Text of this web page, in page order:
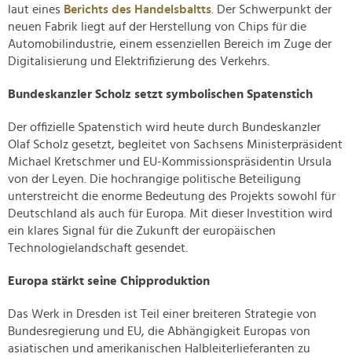
laut eines Berichts des Handelsbaltts . Der Schwerpunkt der
neuen Fabrik liegt auf der Herstellung von Chips für die
Automobilindustrie, einem essenziellen Bereich im Zuge der
Digitalisierung und Elektrifizierung des Verkehrs.
Bundeskanzler Scholz setzt symbolischen Spatenstich
Der offizielle Spatenstich wird heute durch Bundeskanzler
Olaf Scholz gesetzt, begleitet von Sachsens Ministerpräsident
Michael Kretschmer und EU-Kommissionspräsidentin Ursula
von der Leyen. Die hochrangige politische Beteiligung
unterstreicht die enorme Bedeutung des Projekts sowohl für
Deutschland als auch für Europa. Mit dieser Investition wird
ein klares Signal für die Zukunft der europäischen
Technologielandschaft gesendet.
Europa stärkt seine Chipproduktion
Das Werk in Dresden ist Teil einer breiteren Strategie von
Bundesregierung und EU, die Abhängigkeit Europas von
asiatischen und amerikanischen Halbleiterlieferanten zu